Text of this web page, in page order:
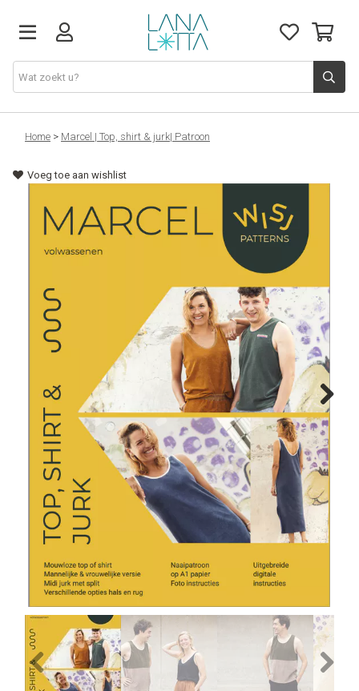
Stoffen
Fournituren
Naaigerief
Naaimachines
Workshops
Tips & tricks
Cadeaubon
Solden
Contact
Home > Marcel | Top, shirt & jurk| Patroon
Voeg toe aan wishlist
Next
Previous